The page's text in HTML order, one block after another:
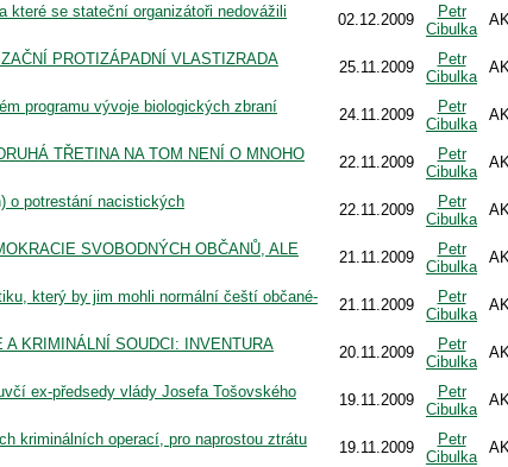
které se stateční organizátoři nedovážili
02.12.2009
Petr
Cibulka
PROTIZÁPADNÍ VLASTIZRADA
25.11.2009
Petr
Cibulka
programu vývoje biologických zbraní
24.11.2009
Petr
Cibulka
TŘETINA NA TOM NENÍ O MNOHO
22.11.2009
Petr
Cibulka
o potrestání nacistických
22.11.2009
Petr
Cibulka
SVOBODNÝCH OBČANŮ, ALE
21.11.2009
Petr
Cibulka
který by jim mohli normální čeští občané-
21.11.2009
Petr
Cibulka
KRIMINÁLNÍ SOUDCI: INVENTURA
20.11.2009
Petr
Cibulka
ex-předsedy vlády Josefa Tošovského
19.11.2009
Petr
Cibulka
kriminálních operací, pro naprostou ztrátu
19.11.2009
Petr
Cibulka